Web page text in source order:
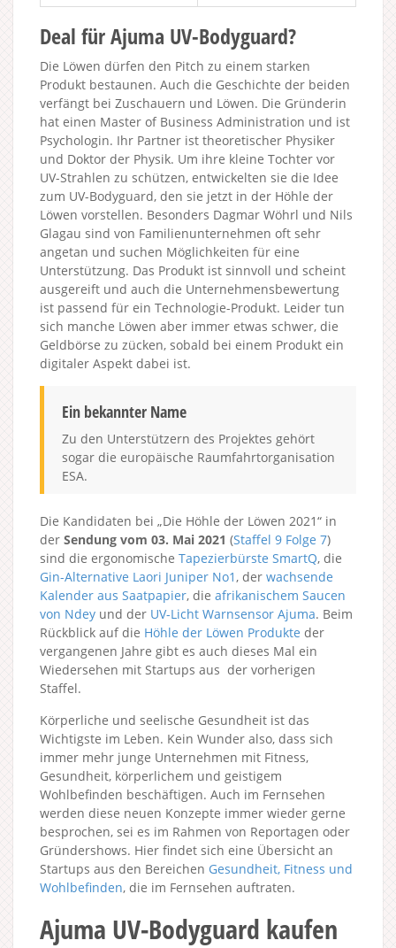
Deal für Ajuma UV-Bodyguard?
Die Löwen dürfen den Pitch zu einem starken
Produkt bestaunen. Auch die Geschichte der beiden
verfängt bei Zuschauern und Löwen. Die Gründerin
hat einen Master of Business Administration und ist
Psychologin. Ihr Partner ist theoretischer Physiker
und Doktor der Physik. Um ihre kleine Tochter vor
UV-Strahlen zu schützen, entwickelten sie die Idee
zum UV-Bodyguard, den sie jetzt in der Höhle der
Löwen vorstellen. Besonders Dagmar Wöhrl und Nils
Glagau sind von Familienunternehmen oft sehr
angetan und suchen Möglichkeiten für eine
Unterstützung. Das Produkt ist sinnvoll und scheint
ausgereift und auch die Unternehmensbewertung
ist passend für ein Technologie-Produkt. Leider tun
sich manche Löwen aber immer etwas schwer, die
Geldbörse zu zücken, sobald bei einem Produkt ein
digitaler Aspekt dabei ist.
Ein bekannter Name
Zu den Unterstützern des Projektes gehört
sogar die europäische Raumfahrtorganisation
ESA.
Die Kandidaten bei „Die Höhle der Löwen 2021“ in
der Sendung vom 03. Mai 2021 (Staffel 9 Folge 7)
sind die ergonomische Tapezierbürste SmartQ, die
Gin-Alternative Laori Juniper No1 , der wachsende
Kalender aus Saatpapier, die afrikanischem Saucen
von Ndey und der UV-Licht Warnsensor Ajuma. Beim
Rückblick auf die Höhle der Löwen Produkte der
vergangenen Jahre gibt es auch dieses Mal ein
Wiedersehen mit Startups aus der vorherigen
Staffel.
Körperliche und seelische Gesundheit ist das
Wichtigste im Leben. Kein Wunder also, dass sich
immer mehr junge Unternehmen mit Fitness,
Gesundheit, körperlichem und geistigem
Wohlbefinden beschäftigen. Auch im Fernsehen
werden diese neuen Konzepte immer wieder gerne
besprochen, sei es im Rahmen von Reportagen oder
Gründershows. Hier findet sich eine Übersicht an
Startups aus den Bereichen Gesundheit, Fitness und
Wohlbefinden, die im Fernsehen auftraten.
Ajuma UV-Bodyguard kaufen